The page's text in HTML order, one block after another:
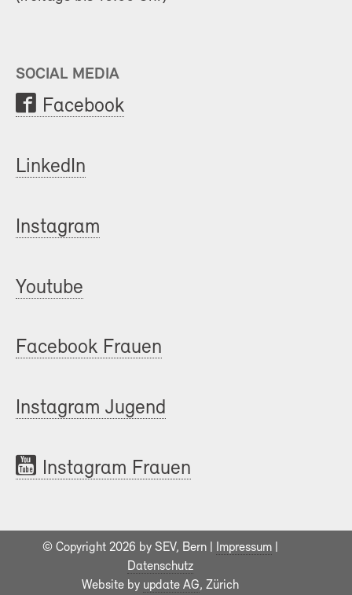
SOCIAL MEDIA
Facebook
LinkedIn
Instagram
Youtube
Facebook Frauen
Instagram Jugend
Instagram Frauen
© Copyright 2026 by SEV, Bern | Impressum
Datenschutz
Website by update AG, Zürich